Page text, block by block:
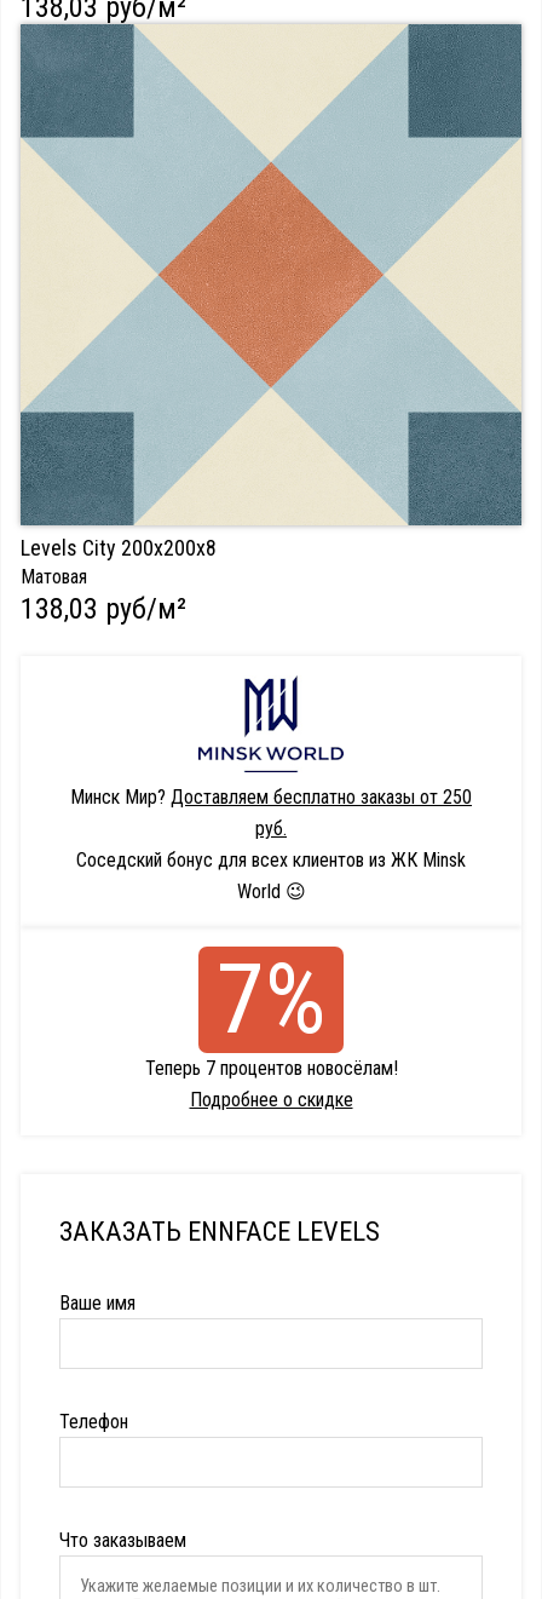
138,03 руб/м²
Levels City 200х200х8
Матовая
138,03 руб/м²
Минск Мир? Доставляем бесплатно заказы от 250
руб.
Соседский бонус для всех клиентов из ЖК Minsk
World 😉
7%
Теперь 7 процентов новосёлам!
Подробнее о скидке
ЗАКАЗАТЬ ENNFACE LEVELS
Ваше имя
Телефон
Что заказываем